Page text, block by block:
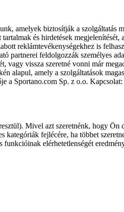
amelyek biztosítják a szolgáltatás
és hirdetések
reklámtevékenységekhez is
feldolgozzák személyes
vagy vissza szeretné vonni már
alapul, amely a szolgáltatások
a Sportano.com Sp. z o.o. Kapcsolat:
Mivel azt szeretnénk, hogy Ön
fejlécére, ha többet
elérhetetlenségét